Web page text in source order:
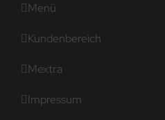
Menü
Kundenbereich
Mextra
Impressum